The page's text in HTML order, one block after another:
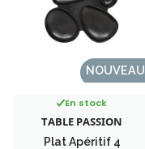
En stock
TABLE PASSION
Plat Apéritif 4
NOUVEAU